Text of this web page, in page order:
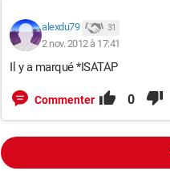
alexdu79 31
2 nov. 2012 à 17:41
Il y a marqué *ISATAP
Commenter 0